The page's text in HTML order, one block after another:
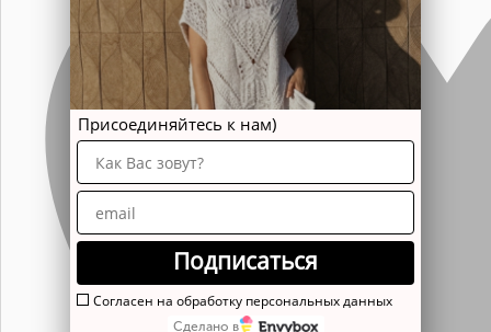
Присоединяйтесь к нам)
Подписаться
Согласен на обработку персональных данных
Сделано в